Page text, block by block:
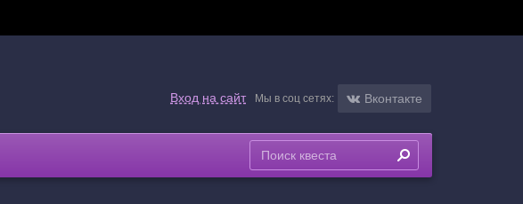
Вход на сайт Мы в соц сетях: Вконтакте